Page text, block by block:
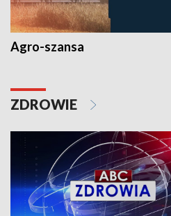
Agro-szansa
ZDROWIE